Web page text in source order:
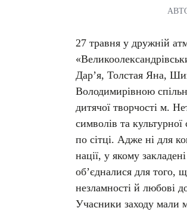
27 травня у дружній
Дар’я, Толстая Яна,
Володимирівною
дитячої творчості м.
символів та
по сітці. Адже ні для
нації, у якому
об’єдналися для того,
незламності й любові
Учасники заходу мали